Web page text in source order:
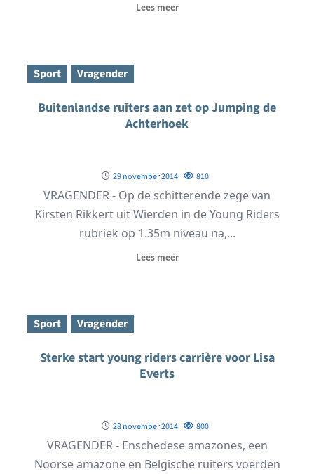
Lees meer
Sport Vragender
Buitenlandse ruiters aan zet op Jumping de
Achterhoek
29 november 2014 810
VRAGENDER - Op de schitterende zege van
Kirsten Rikkert uit Wierden in de Young Riders
rubriek op 1.35m niveau na,...
Lees meer
Sport Vragender
Sterke start young riders carrière voor Lisa
Everts
28 november 2014 800
VRAGENDER - Enschedese amazones, een
Noorse amazone en Belgische ruiters voerden